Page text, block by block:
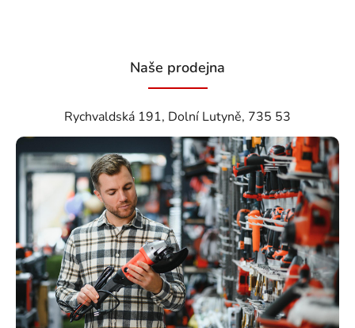
Naše prodejna
Rychvaldská 191, Dolní Lutyně, 735 53